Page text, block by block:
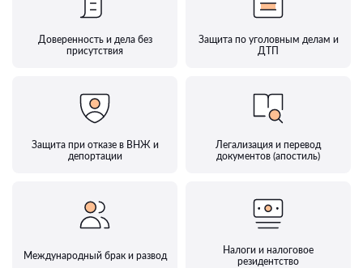
Доверенность и дела без
присутствия
Защита по уголовным делам и
ДТП
Защита при отказе в ВНЖ и
депортации
Легализация и перевод
документов (апостиль)
Международный брак и развод
Налоги и налоговое
резидентство